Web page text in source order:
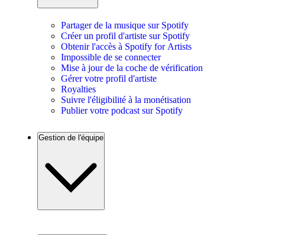
Partager de la musique sur Spotify
Créer un profil d'artiste sur Spotify
Obtenir l'accès à Spotify for Artists
Impossible de se connecter
Mise à jour de la coche de vérification
Gérer votre profil d'artiste
Royalties
Suivre l'éligibilité à la monétisation
Publier votre podcast sur Spotify
Gestion de l'équipe